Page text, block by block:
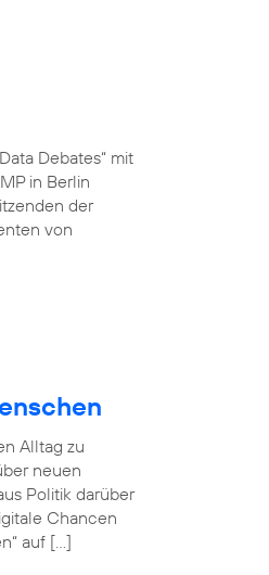
Debates“ mit
in Berlin
der
von
Alltag zu
neuen
Politik darüber
Chancen
auf […]